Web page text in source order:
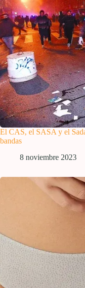
El CAS, el SASA y el
bandas
8 noviembre 2023